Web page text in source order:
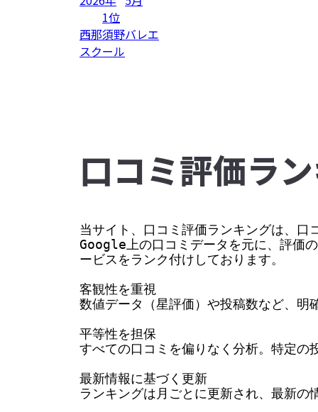
1位
西那須野バレエ
スクール
⼝コミ評価ラ
当サイト、口コミ評価ランキングは、
Google上の口コミデータを元に、評価
ービスをランク付けしております。
客観性を重視
数値データ（星評価）や投稿数など、明
平等性を担保
すべての口コミを偏りなく分析。特定の
最新情報に基づく更新
ランキングは月ごとに更新され、最新の